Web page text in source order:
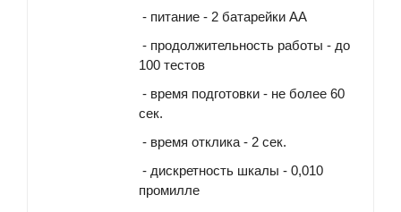
- питание - 2 батарейки АА
- продолжительность работы - до
100 тестов
- время подготовки - не более 60
сек.
- время отклика - 2 сек.
- дискретность шкалы - 0,010
промилле